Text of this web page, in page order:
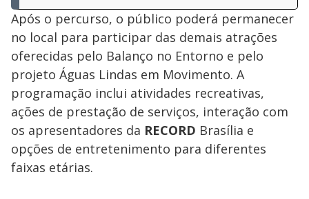
Após o percurso, o público poderá permanecer
no local para participar das demais atrações
oferecidas pelo Balanço no Entorno e pelo
projeto Águas Lindas em Movimento. A
programação inclui atividades recreativas,
ações de prestação de serviços, interação com
os apresentadores da RECORD Brasília e
opções de entretenimento para diferentes
faixas etárias.